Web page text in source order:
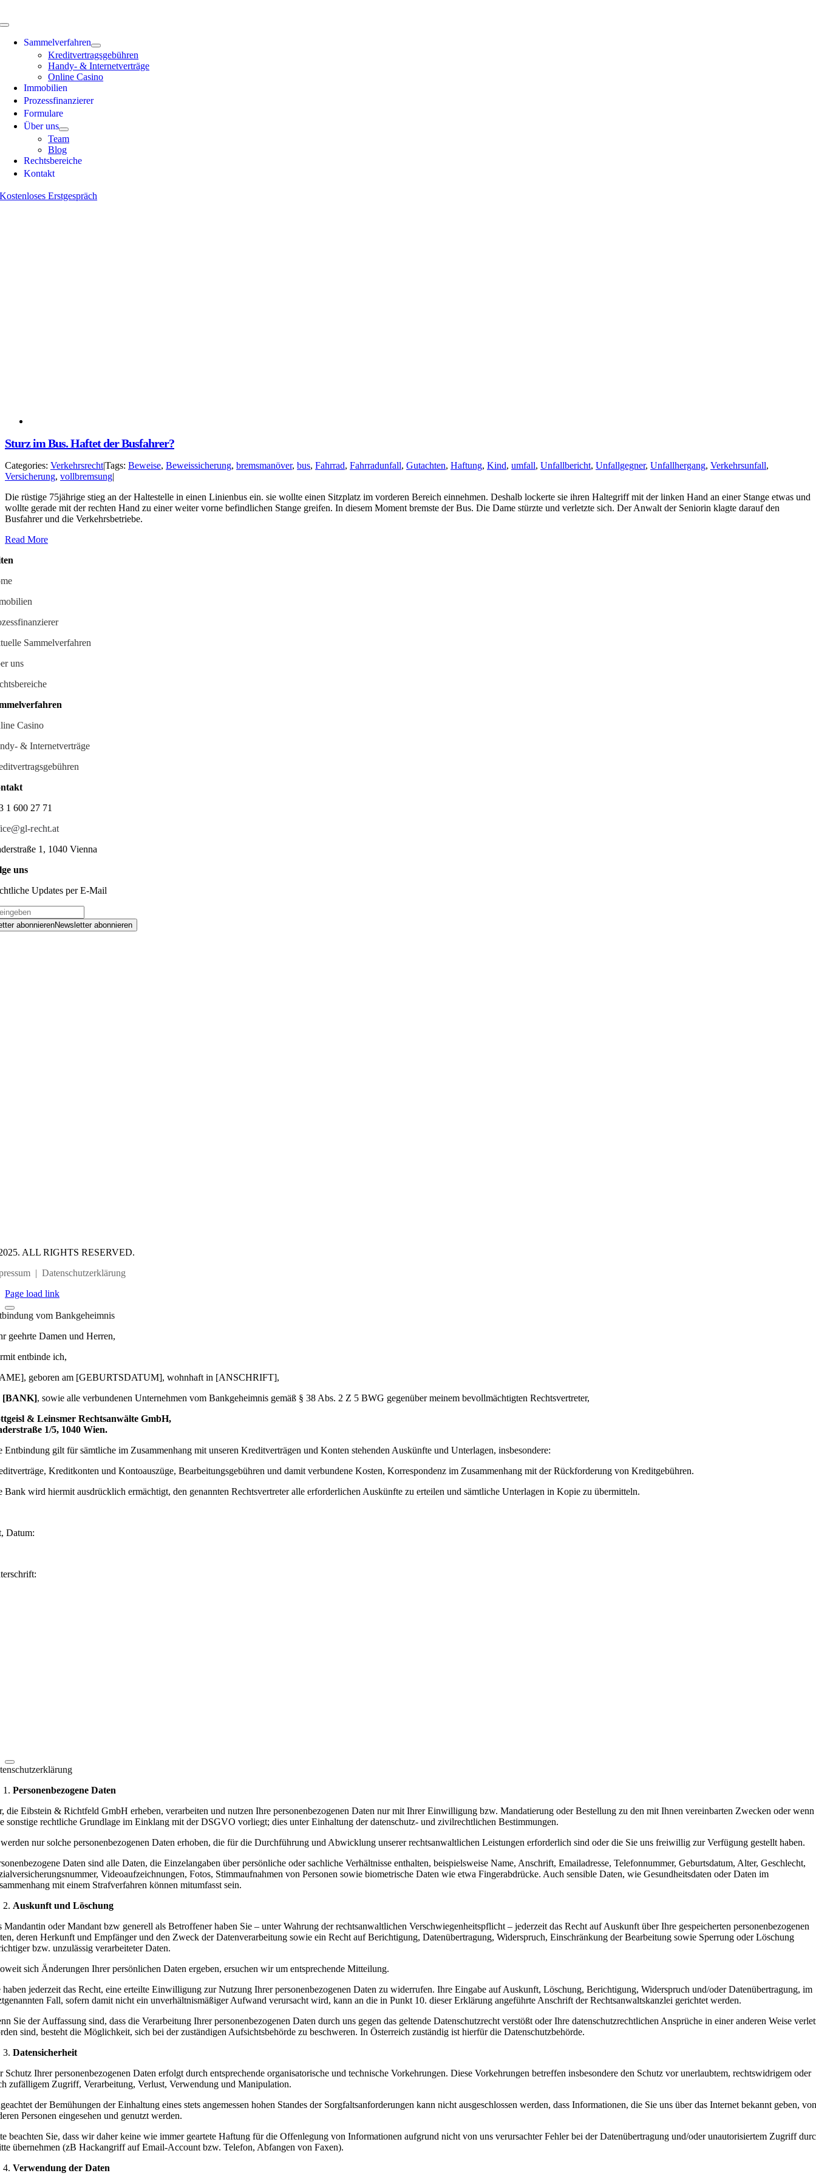
Toggle
NavigationSammelverfahren
Kreditvertragsgebühren
Handy- & Internetverträge
Online Casino
Immobilien
Prozessfinanzierer
Formulare
Über uns
Team
Blog
Rechts­bereiche
Kontakt
Kostenloses Erstgespräch
Sturz im Bus. Haftet der Busfahrer?
Categories: Verkehrsrecht|Tags: Beweise, Beweissicherung, bremsmanöver, bus, Fahrrad, Fahrradunfall, Gutachten, Haftung, Kind, umfall, Unfallbericht, Unfallgegner, Unfallhergang, Verkehrsunfall,
Versicherung, vollbremsung|
Die rüstige 75jährige stieg an der Haltestelle in einen Linienbus ein. sie wollte einen Sitzplatz im vorderen Bereich einnehmen. Deshalb lockerte sie ihren Haltegriff mit der linken Hand an einer Stange etwas und
wollte gerade mit der rechten Hand zu einer weiter vorne befindlichen Stange greifen. In diesem Moment bremste der Bus. Die Dame stürzte und verletzte sich. Der Anwalt der Seniorin klagte darauf den
Busfahrer und die Verkehrsbetriebe.
Read More
Sammelverfahren
uns
Casino
& Internetverträge
1 600 27 71
recht.at
1, 1040 Vienna
uns
Updates per E-Mail
abonnierenNewsletter abonnieren
ALL RIGHTS RESERVED.
|Datenschutzerklärung
Page load link
vom Bankgeheimnis
geehrte Damen und Herren,
entbinde ich,
geboren am [GEBURTSDATUM], wohnhaft in [ANSCHRIFT],
[BANK], sowie alle verbundenen Unternehmen vom Bankgeheimnis gemäß § 38 Abs. 2 Z 5 BWG gegenüber meinem bevollmächtigten Rechtsvertreter,
& Leinsmer Rechtsanwälte GmbH,
1/5, 1040 Wien.
Entbindung gilt für sämtliche im Zusammenhang mit unseren Kreditverträgen und Konten stehenden Auskünfte und Unterlagen, insbesondere:
Kreditkonten und Kontoauszüge, Bearbeitungsgebühren und damit verbundene Kosten, Korrespondenz im Zusammenhang mit der Rückforderung von Kreditgebühren.
Bank wird hiermit ausdrücklich ermächtigt, den genannten Rechtsvertreter alle erforderlichen Auskünfte zu erteilen und sämtliche Unterlagen in Kopie zu übermitteln.
Datum:
Personenbezogene Daten
die Eibstein & Richtfeld GmbH erheben, verarbeiten und nutzen Ihre personenbezogenen Daten nur mit Ihrer Einwilligung bzw. Mandatierung oder Bestellung zu den mit Ihnen vereinbarten Zwecken oder wenn
sonstige rechtliche Grundlage im Einklang mit der DSGVO vorliegt; dies unter Einhaltung der datenschutz- und zivilrechtlichen Bestimmungen.
nur solche personenbezogenen Daten erhoben, die für die Durchführung und Abwicklung unserer rechtsanwaltlichen Leistungen erforderlich sind oder die Sie uns freiwillig zur Verfügung gestellt haben.
Daten sind alle Daten, die Einzelangaben über persönliche oder sachliche Verhältnisse enthalten, beispielsweise Name, Anschrift, Emailadresse, Telefonnummer, Geburtsdatum, Alter, Geschlecht,
Videoaufzeichnungen, Fotos, Stimmaufnahmen von Personen sowie biometrische Daten wie etwa Fingerabdrücke. Auch sensible Daten, wie Gesundheitsdaten oder Daten im
mit einem Strafverfahren können mitumfasst sein.
Auskunft und Löschung
Mandantin oder Mandant bzw generell als Betroffener haben Sie – unter Wahrung der rechtsanwaltlichen Verschwiegenheitspflicht – jederzeit das Recht auf Auskunft über Ihre gespeicherten personenbezogenen
deren Herkunft und Empfänger und den Zweck der Datenverarbeitung sowie ein Recht auf Berichtigung, Datenübertragung, Widerspruch, Einschränkung der Bearbeitung sowie Sperrung oder Löschung
bzw. unzulässig verarbeiteter Daten.
sich Änderungen Ihrer persönlichen Daten ergeben, ersuchen wir um entsprechende Mitteilung.
haben jederzeit das Recht, eine erteilte Einwilligung zur Nutzung Ihrer personenbezogenen Daten zu widerrufen. Ihre Eingabe auf Auskunft, Löschung, Berichtigung, Widerspruch und/oder Datenübertragung, im
Fall, sofern damit nicht ein unverhältnismäßiger Aufwand verursacht wird, kann an die in Punkt 10. dieser Erklärung angeführte Anschrift der Rechtsanwaltskanzlei gerichtet werden.
Sie der Auffassung sind, dass die Verarbeitung Ihrer personenbezogenen Daten durch uns gegen das geltende Datenschutzrecht verstößt oder Ihre datenschutzrechtlichen Ansprüche in einer anderen Weise
sind, besteht die Möglichkeit, sich bei der zuständigen Aufsichtsbehörde zu beschweren. In Österreich zuständig ist hierfür die Datenschutzbehörde.
Datensicherheit
Schutz Ihrer personenbezogenen Daten erfolgt durch entsprechende organisatorische und technische Vorkehrungen. Diese Vorkehrungen betreffen insbesondere den Schutz vor unerlaubtem, rechtswidrigem oder
zufälligem Zugriff, Verarbeitung, Verlust, Verwendung und Manipulation.
der Bemühungen der Einhaltung eines stets angemessen hohen Standes der Sorgfaltsanforderungen kann nicht ausgeschlossen werden, dass Informationen, die Sie uns über das Internet bekannt geben,
Personen eingesehen und genutzt werden.
beachten Sie, dass wir daher keine wie immer geartete Haftung für die Offenlegung von Informationen aufgrund nicht von uns verursachter Fehler bei der Datenübertragung und/oder unautorisiertem Zugriff
übernehmen (zB Hackangriff auf Email-Account bzw. Telefon, Abfangen von Faxen).
Verwendung der Daten